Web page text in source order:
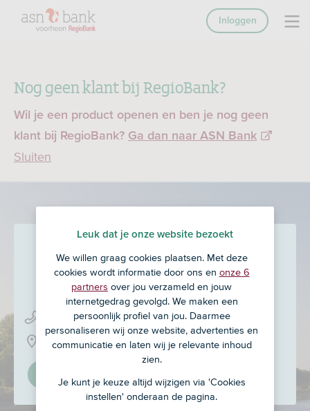
Nog geen klant bij RegioBank?
Wil je een product openen en ben je nog geen
klant bij RegioBank? Ga dan naar ASN Bank
Sluiten
Inloggen
Veldsink - Schinkelin Oost-
Souburg
0118 - 46 20 20
Kanaalstraat 37, 4388 BJ
Leuk dat je onze website bezoekt
We willen graag cookies plaatsen. Met deze
cookies wordt informatie door ons en onze 6
partners over jou verzameld en jouw
internetgedrag gevolgd. We maken een
persoonlijk profiel van jou. Daarmee
personaliseren wij onze website, advertenties en
communicatie en laten wij je relevante inhoud
zien.
Je kunt je keuze altijd wijzigen via 'Cookies
instellen' onderaan de pagina.